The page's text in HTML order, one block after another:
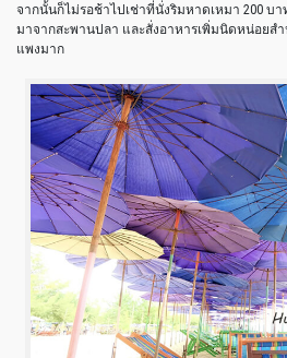
จากนั้นก็ไม่รอช้าไปเช่าที่นั่งริมหาดเหมา 200 บ
มาจากสะพานปลา และสั่งอาหารเพิ่มนิดหน่อยส
แพงมาก